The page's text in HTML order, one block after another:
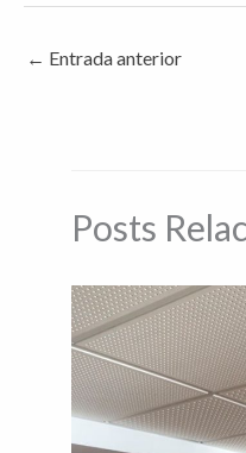
← Entrada anterior
Posts